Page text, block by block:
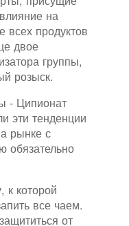
на
всех продуктов
двое
группы,
розыск.
- Ципионат
эти тенденции
рынке с
обязательно
к которой
все чаем.
от